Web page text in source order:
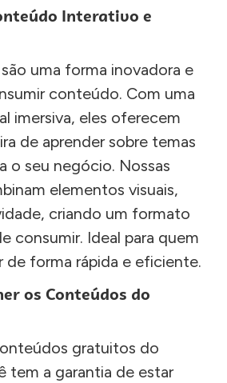
Interativo e
são uma forma inovadora e
conteúdo. Com uma
imersiva, eles oferecem
de aprender sobre temas
o seu negócio. Nossas
elementos visuais,
criando um formato
consumir. Ideal para quem
de forma rápida e eficiente.
os Conteúdos do
gratuitos do
tem a garantia de estar